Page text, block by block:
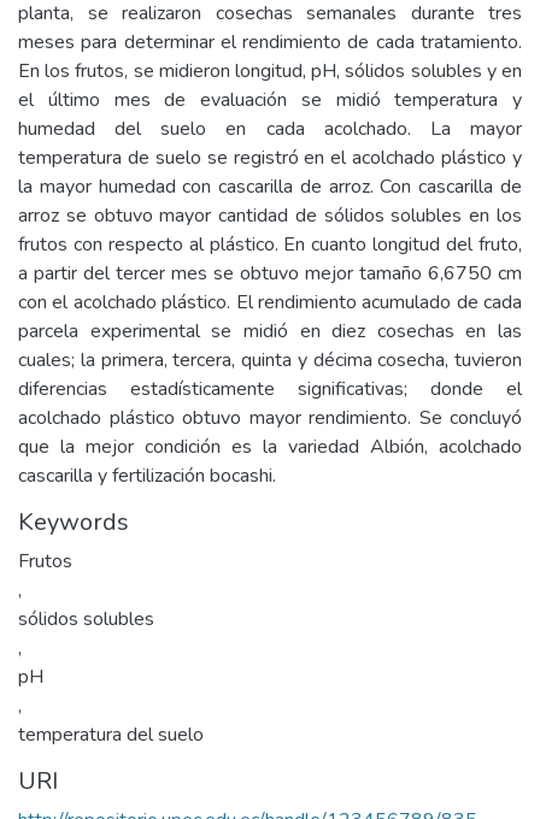
planta, se realizaron cosechas semanales durante tres
meses para determinar el rendimiento de cada tratamiento.
En los frutos, se midieron longitud, pH, sólidos solubles y en
el último mes de evaluación se midió temperatura y
humedad del suelo en cada acolchado. La mayor
temperatura de suelo se registró en el acolchado plástico y
la mayor humedad con cascarilla de arroz. Con cascarilla de
arroz se obtuvo mayor cantidad de sólidos solubles en los
frutos con respecto al plástico. En cuanto longitud del fruto,
a partir del tercer mes se obtuvo mejor tamaño 6,6750 cm
con el acolchado plástico. El rendimiento acumulado de cada
parcela experimental se midió en diez cosechas en las
cuales; la primera, tercera, quinta y décima cosecha, tuvieron
diferencias estadísticamente significativas; donde el
acolchado plástico obtuvo mayor rendimiento. Se concluyó
que la mejor condición es la variedad Albión, acolchado
cascarilla y fertilización bocashi.
Keywords
Frutos
,
sólidos solubles
,
pH
,
temperatura del suelo
URI